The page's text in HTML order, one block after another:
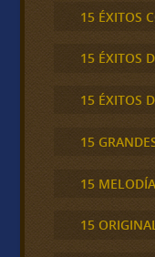
15 ÉXITOS
15 ÉXITOS
15 ÉXITOS
15
15
15